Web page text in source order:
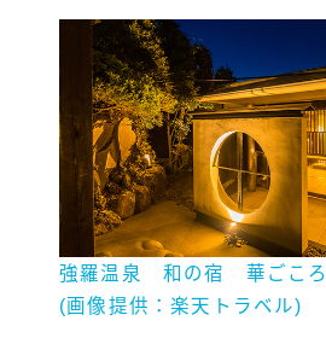
強羅温泉 和の宿 華ごころ
(画像提供：楽天トラベル)